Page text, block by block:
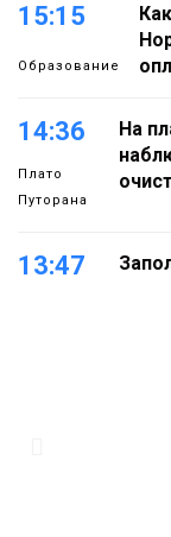
15:15
Образование
14:36
Плато
Путорана
На
13:47